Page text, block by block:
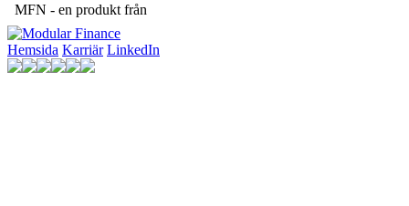
MFN - en produkt från
Hemsida Karriär LinkedIn